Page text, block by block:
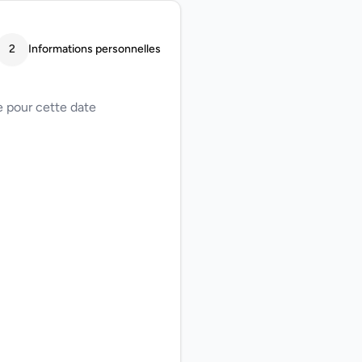
2 Informations personnelles
pour cette date